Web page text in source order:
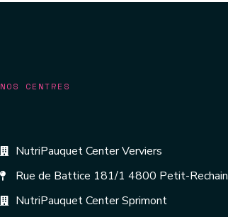
NOS CENTRES
NutriPauquet Center Verviers
Rue de Battice 181/1 4800 Petit-Rechain
NutriPauquet Center Sprimont